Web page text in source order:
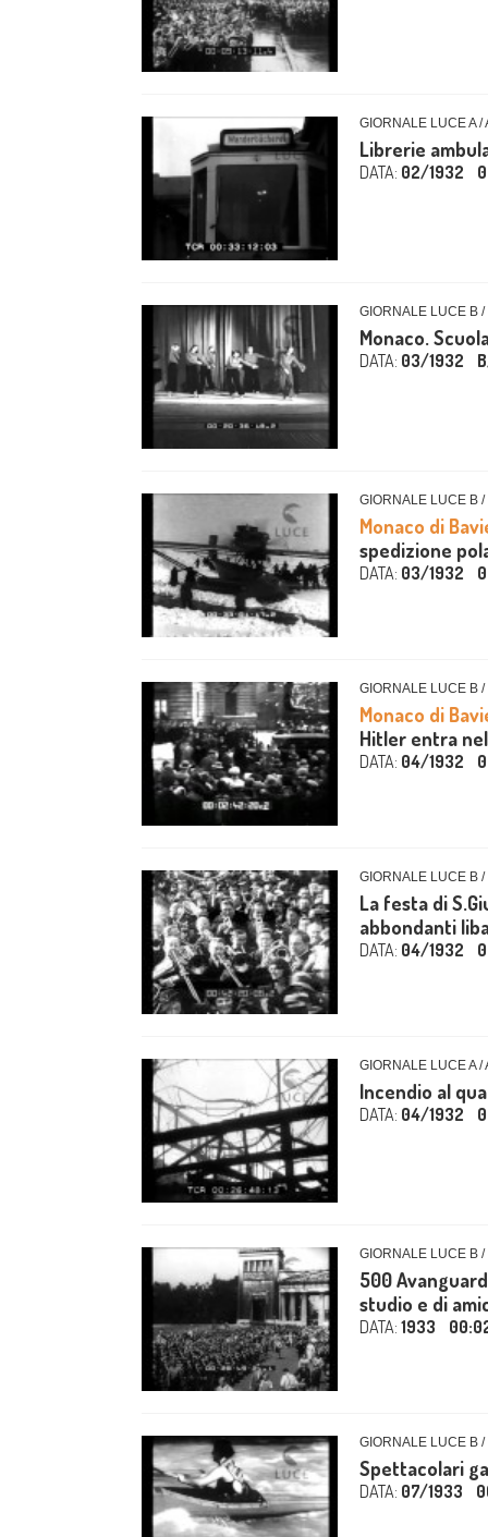
GIORNALE LUCE A /
Librerie
DATA: 02/1932
GIORNALE LUCE B
Monaco.
DATA: 03/1932
GIORNALE LUCE B
Monaco di
spedizione
DATA: 03/1932
GIORNALE LUCE B
Monaco di
Hitler entra
DATA: 04/1932
GIORNALE LUCE B
La festa di
abbondanti
DATA: 04/1932
GIORNALE LUCE A /
Incendio al
DATA: 04/1932
GIORNALE LUCE B
500
studio e di
DATA: 1933
GIORNALE LUCE B
Spettacolari
DATA: 07/1933